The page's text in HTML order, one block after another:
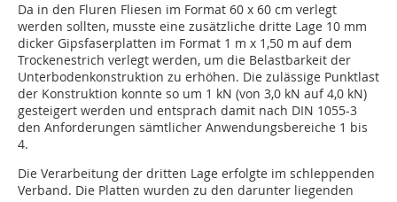
Da in den Fluren Fliesen im Format 60 x 60 cm verlegt
werden sollten, musste eine zusätzliche dritte Lage 10 mm
dicker Gipsfaserplatten im Format 1 m x 1,50 m auf dem
Trockenestrich verlegt werden, um die Belastbarkeit der
Unterbodenkonstruktion zu erhöhen. Die zulässige Punktlast
der Konstruktion konnte so um 1 kN (von 3,0 kN auf 4,0 kN)
gesteigert werden und entsprach damit nach DIN 1055-3
den Anforderungen sämtlicher Anwendungsbereiche 1 bis
4.
Die Verarbeitung der dritten Lage erfolgte im schleppenden
Verband. Die Platten wurden zu den darunter liegenden